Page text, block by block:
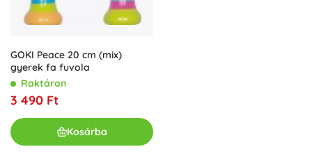
GOKI Peace 20 cm (mix)
gyerek fa fuvola
Raktáron
3 490 Ft
Kosárba